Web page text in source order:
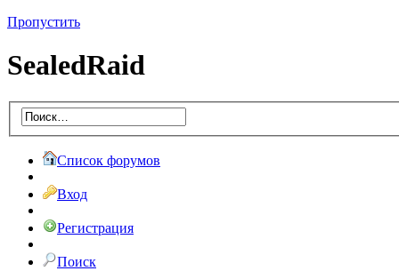
Пропустить
SealedRaid
Список форумов
Вход
Регистрация
Поиск